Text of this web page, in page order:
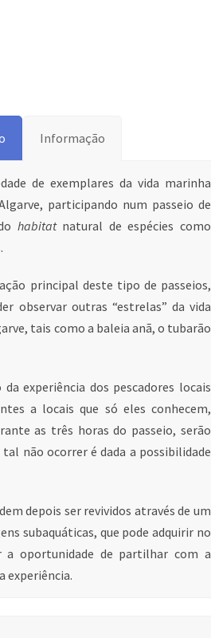
Informação
de exemplares da vida marinha
participando num passeio de
habitatnatural de espécies como
principal deste tipo de passeios,
observar outras “estrelas” da vida
tais como a baleia anã, o tubarão
experiência dos pescadores locais
a locais que só eles conhecem,
as três horas do passeio, serão
não ocorrer é dada a possibilidade
depois ser revividos através de um
subaquáticas, que pode adquirir no
a oportunidade de partilhar com a
experiência.